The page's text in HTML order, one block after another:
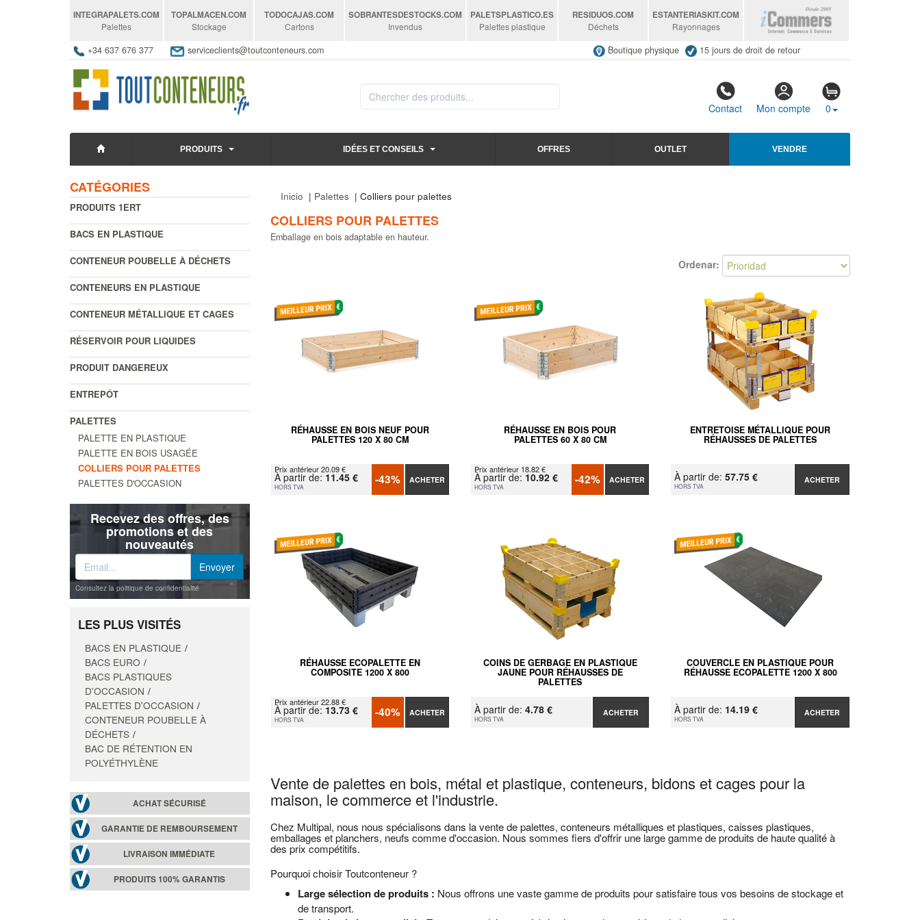
INTEGRAPALETS.COM
Palettes
TOPALMACEN.COM
Stockage
TODOCAJAS.COM
Cartons
SOBRANTESDESTOCKS.COM
Invendus
PALETSPLASTICO.ES
Palettes plastique
RESIDUOS.COM
Déchets
ESTANTERIASKIT.COM
Rayonnages
+34 637 676 377 serviceclients@toutconteneurs.com Boutique physique 15 jours de droit de retour
Contact Mon compte 0
PRODUITS IDÉES ET CONSEILS OFFRES OUTLET VENDRE
CATÉGORIES
PRODUITS 1ERT
BACS EN PLASTIQUE
CONTENEUR POUBELLE À DÉCHETS
CONTENEURS EN PLASTIQUE
CONTENEUR MÉTALLIQUE ET CAGES
RÉSERVOIR POUR LIQUIDES
PRODUIT DANGEREUX
ENTREPÔT
PALETTES
PALETTE EN PLASTIQUE
PALETTE EN BOIS USAGÉE
COLLIERS POUR PALETTES
PALETTES D'OCCASION
Recevez des offres, des
promotions et des
nouveautés
Consultez la politique de confidentialité
LES PLUS VISITÉS
BACS EN PLASTIQUE
BACS EURO
BACS PLASTIQUES
D'OCCASION
PALETTES D'OCCASION
CONTENEUR POUBELLE À
DÉCHETS
BAC DE RÉTENTION EN
POLYÉTHYLÈNE
ACHAT SÉCURISÉ
GARANTIE DE REMBOURSEMENT
LIVRAISON IMMÉDIATE
PRODUITS 100% GARANTIS
Inicio | Palettes | Colliers pour palettes
COLLIERS POUR PALETTES
Emballage en bois adaptable en hauteur.
Ordenar:
RÉHAUSSE EN BOIS NEUF POUR
PALETTES 120 X 80 CM
Prix antérieur 20.09 €
À partir de:11.45 €
HORS TVA -43% ACHETER
RÉHAUSSE EN BOIS POUR
PALETTES 60 X 80 CM
Prix antérieur 18.82 €
À partir de:10.92 €
HORS TVA -42% ACHETER
ENTRETOISE MÉTALLIQUE POUR
RÉHAUSSES DE PALETTES
À partir de:57.75 €
HORS TVA
ACHETER
RÉHAUSSE ECOPALETTE EN
COMPOSITE 1200 X 800
Prix antérieur 22.88 €
À partir de:13.73 €
HORS TVA -40% ACHETER
COINS DE GERBAGE EN PLASTIQUE
JAUNE POUR RÉHAUSSES DE
PALETTES
À partir de: 4.78 €
HORS TVA
ACHETER
COUVERCLE EN PLASTIQUE POUR
RÉHAUSSE ECOPALETTE 1200 X 800
À partir de: 14.19 €
HORS TVA
ACHETER
Vente de palettes en bois, métal et plastique, conteneurs, bidons et cages pour la
maison, le commerce et l'industrie.
Chez Multipal, nous nous spécialisons dans la vente de palettes, conteneurs métalliques et plastiques, caisses plastiques,
emballages et planchers, neufs comme d'occasion. Nous sommes fiers d'offrir une large gamme de produits de haute qualité à
des prix compétitifs.
Pourquoi choisir Toutconteneur ?
Large sélection de produits : Nous offrons une vaste gamme de produits pour satisfaire tous vos besoins de stockage et
de transport.